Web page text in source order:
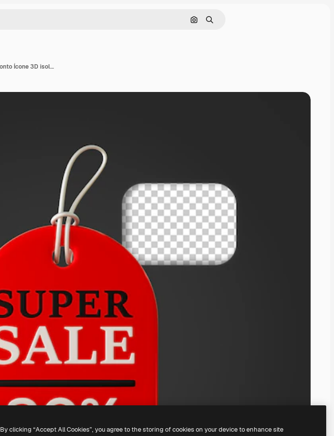
Pesquisar por imagem
Buscar
Glossy Red and Black Super Sale Tag 30 por cento de desconto Ícone 3D isolado Ilustração para composição
By clicking “Accept All Cookies”, you agree to the storing of cookies on your device to enhance site